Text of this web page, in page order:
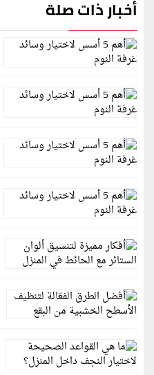
أخبار ذات صلة